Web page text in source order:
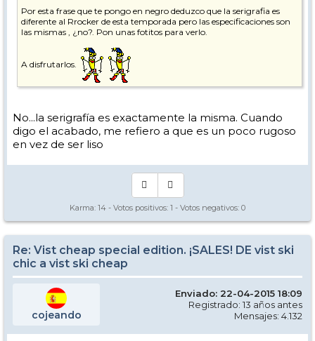
Por esta frase que te pongo en negro deduzco que la serigrafia es
diferente al Rrocker de esta temporada pero las especificaciones son
las mismas , ¿no?. Pon unas fotitos para verlo.
A disfrutarlos.
No...la serigrafía es exactamente la misma. Cuando
digo el acabado, me refiero a que es un poco rugoso
en vez de ser liso
Karma: 14 - Votos positivos: 1 - Votos negativos: 0
Re: Vist cheap special edition. ¡SALES! DE vist ski
chic a vist ski cheap
cojeando
Enviado: 22-04-2015 18:09
Registrado: 13 años antes
Mensajes: 4.132